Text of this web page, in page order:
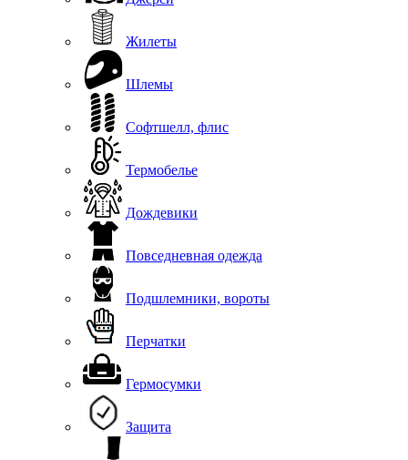
Жилеты
Шлемы
Софтшелл, флис
Термобелье
Дождевики
Повседневная одежда
Подшлемники, вороты
Перчатки
Гермосумки
Защита